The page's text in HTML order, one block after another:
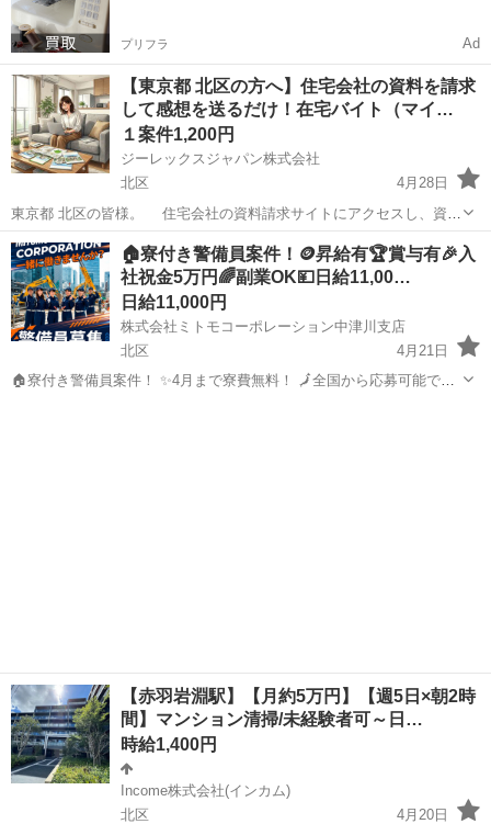
プリフラ Ad
【東京都 北区の方へ】住宅会社の資料を請求
して感想を送るだけ！在宅バイト（マイ…
１案件1,200円
ジーレックスジャパン株式会社
北区
4月28日
東京都 北区の皆様。 住宅会社の資料請求サイトにアクセスし、資料
を請求していただく簡単なお仕事です。 届いたカタログやパンフレッ
トをご覧いただき、100〜150文字程度の感想をテキストで送っていた
だくだけで報酬をお...
東京 北区 その他 考え
🏠寮付き警備員案件！🪙昇給有🏆賞与有🎉入
社祝金5万円🌈副業OK💴日給11,00…
日給11,000円
株式会社ミトモコーポレーション中津川支店
北区
4月21日
🏠寮付き警備員案件！ ✨4月まで寮費無料！ 🗾全国から応募可能で
【赤羽岩淵駅】【月約5万円】【週5日×朝2時
間】マンション清掃/未経験者可～日…
時給1,400円
Income株式会社(インカム)
北区
4月20日